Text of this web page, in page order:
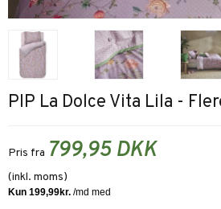
PIP La Dolce Vita Lila -
Pris fra 799,95 DKK
(inkl. moms)